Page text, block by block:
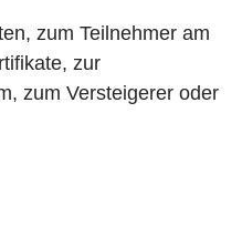
zum Teilnehmer am
zur
zum Versteigerer oder